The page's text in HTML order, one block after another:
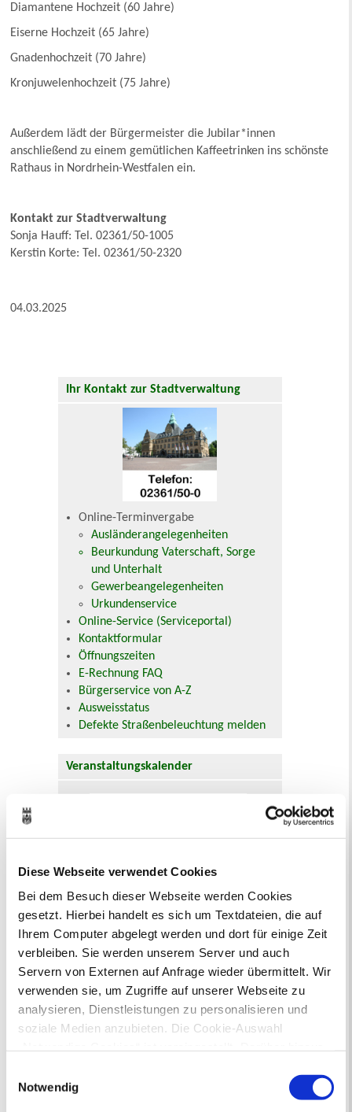
Diese Webseite verwendet Cookies
Bei dem Besuch dieser Webseite werden Cookies
gesetzt. Hierbei handelt es sich um Textdateien, die auf
Ihrem Computer abgelegt werden und dort für einige Zeit
verbleiben. Sie werden unserem Server und auch
Servern von Externen auf Anfrage wieder übermittelt. Wir
verwenden sie, um Zugriffe auf unserer Webseite zu
analysieren, Dienstleistungen zu personalisieren und
soziale Medien anzubieten. Die Cookie-Auswahl
Drittländern (USA) mit unzureichendem
Datenschutzniveau verarbeiten. Es besteht die Gefahr,
Notwendig
Diamantene Hochzeit (60 Jahre)
Eiserne Hochzeit (65 Jahre)
Gnadenhochzeit (70 Jahre)
Kronjuwelenhochzeit (75 Jahre)
Außerdem lädt der Bürgermeister die Jubilar*innen
anschließend zu einem gemütlichen Kaffeetrinken ins schönste
Rathaus in Nordrhein-Westfalen ein.
Kontakt zur Stadtverwaltung
Sonja Hauff: Tel. 02361/50-1005
Kerstin Korte: Tel. 02361/50-2320
04.03.2025
Ihr Kontakt zur Stadtverwaltung
Online-Terminvergabe
Ausländerangelegenheiten
Beurkundung Vaterschaft, Sorge
und Unterhalt
Gewerbeangelegenheiten
Urkundenservice
Online-Service (Serviceportal)
Kontaktformular
Öffnungszeiten
E-Rechnung FAQ
Bürgerservice von A-Z
Ausweisstatus
Defekte Straßenbeleuchtung melden
Veranstaltungskalender
1
2
10
11 12 13 14 15
24
25 26 27 28 29
30
31
Veranstaltungskategorie
Zur Veranstaltungssuche
Bürgerbeteiligung